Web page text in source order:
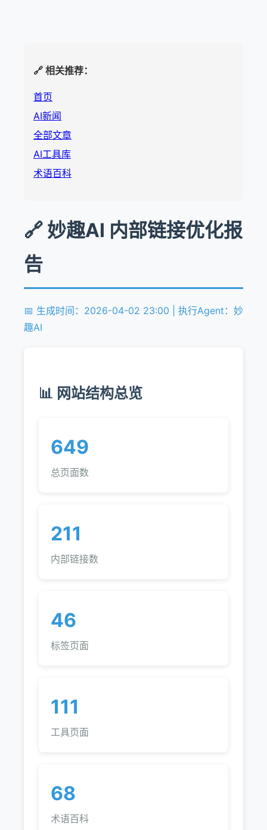
🔗 相关推荐：
首页
AI新闻
全部文章
AI工具库
术语百科
🔗 妙趣AI 内部链接优化报
告
📅 生成时间：2026-04-02 23:00 | 执行Agent：妙
趣AI
📊 网站结构总览
649
总页面数
211
内部链接数
46
标签页面
111
工具页面
68
术语百科